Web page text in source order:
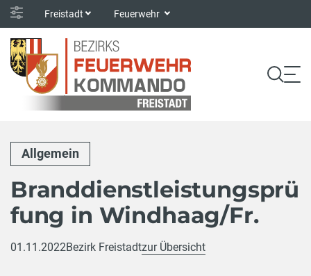
Freistadt Feuerwehr
Allgemein
Branddienstleistungsprü
fung in Windhaag/Fr.
01.11.2022Bezirk Freistadtzur Übersicht